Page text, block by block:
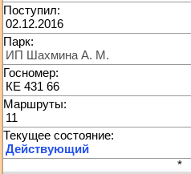
Поступил:
02.12.2016
Парк:
ИП Шахмина А. М.
Госномер:
КЕ 431 66
Маршруты:
11
*